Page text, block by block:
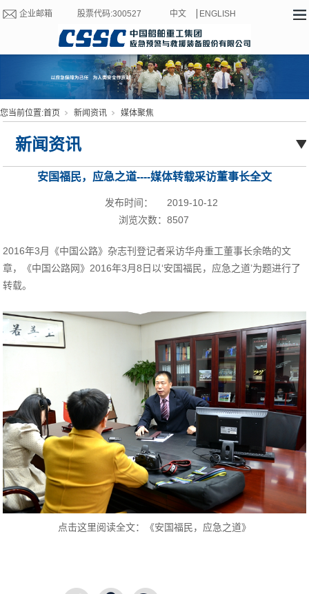
企业邮箱 股票代码:300527 中文 ENGLISH
您当前位置:首页 新闻资讯 媒体聚焦
新闻资讯
安国福民，应急之道----媒体转载采访董事长全文
2019-10-12
发布时间：
浏览次数： 8507
2016年3月《中国公路》杂志刊登记者采访华舟重工董事长余皓的文
章，《中国公路网》2016年3月8日以‘安国福民，应急之道’为题进行了
转载。
点击这里阅读全文：《安国福民，应急之道》